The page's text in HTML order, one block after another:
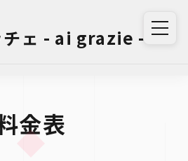
チェ - ai grazie -
金表